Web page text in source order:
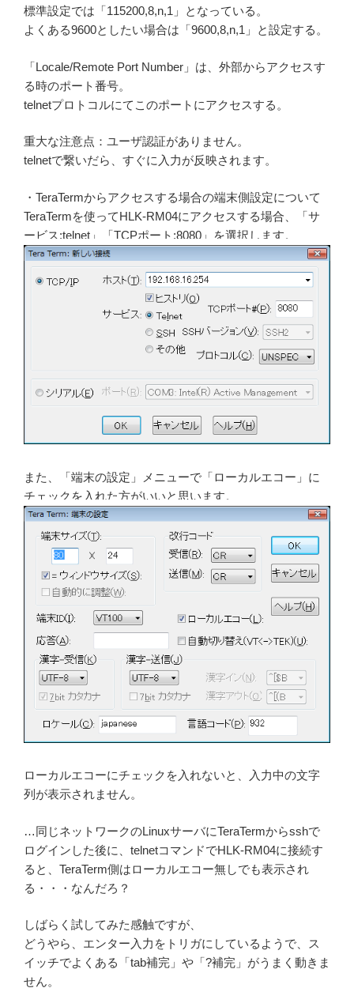
標準設定では「115200,8,n,1」となっている。
よくある9600としたい場合は「9600,8,n,1」と設定する。
「Locale/Remote Port Number」は、外部からアクセスす
る時のポート番号。
telnetプロトコルにてこのポートにアクセスする。
重大な注意点：ユーザ認証がありません。
telnetで繋いだら、すぐに入力が反映されます。
・TeraTermからアクセスする場合の端末側設定について
TeraTermを使ってHLK-RM04にアクセスする場合、「サ
ービス:telnet」「TCPポート:8080」を選択します。
また、「端末の設定」メニューで「ローカルエコー」に
チェックを入れた方がいいと思います。
ローカルエコーにチェックを入れないと、入力中の文字
列が表示されません。
…同じネットワークのLinuxサーバにTeraTermからsshで
ログインした後に、telnetコマンドでHLK-RM04に接続す
ると、TeraTerm側はローカルエコー無しでも表示され
る・・・なんだろ？
しばらく試してみた感触ですが、
どうやら、エンター入力をトリガにしているようで、ス
イッチでよくある「tab補完」や「?補完」がうまく動きま
せん。